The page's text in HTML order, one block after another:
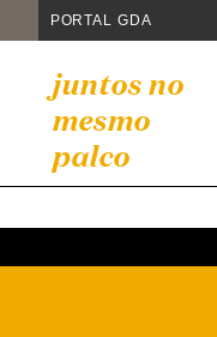
PORTAL GDA
juntos no
mesmo
palco